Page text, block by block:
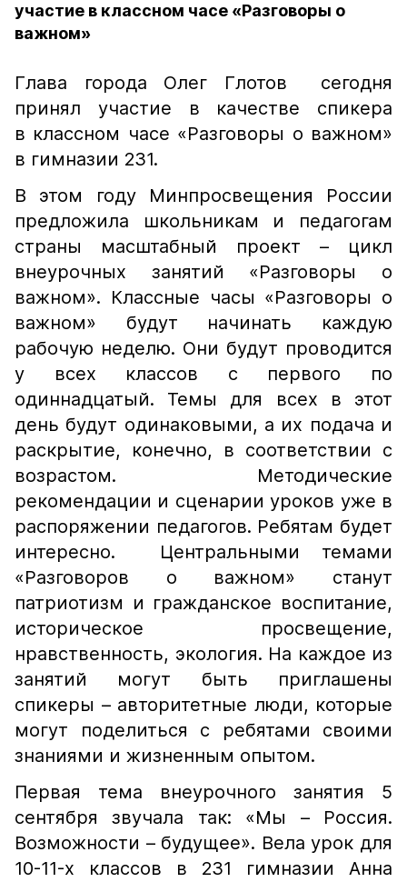
участие в классном часе «Разговоры о
важном»
Глава города Олег Глотов сегодня
принял участие в качестве спикера
в классном часе «Разговоры о важном»
в гимназии 231.
В этом году Минпросвещения России
предложила школьникам и педагогам
страны масштабный проект – цикл
внеурочных занятий «Разговоры о
важном». Классные часы «Разговоры о
важном» будут начинать каждую
рабочую неделю. Они будут проводится
у всех классов с первого по
одиннадцатый. Темы для всех в этот
день будут одинаковыми, а их подача и
раскрытие, конечно, в соответствии с
возрастом. Методические
рекомендации и сценарии уроков уже в
распоряжении педагогов. Ребятам будет
интересно. Центральными темами
«Разговоров о важном» станут
патриотизм и гражданское воспитание,
историческое просвещение,
нравственность, экология. На каждое из
занятий могут быть приглашены
спикеры – авторитетные люди, которые
могут поделиться с ребятами своими
знаниями и жизненным опытом.
Первая тема внеурочного занятия 5
сентября звучала так: «Мы – Россия.
Возможности – будущее». Вела урок для
10-11-х классов в 231 гимназии Анна